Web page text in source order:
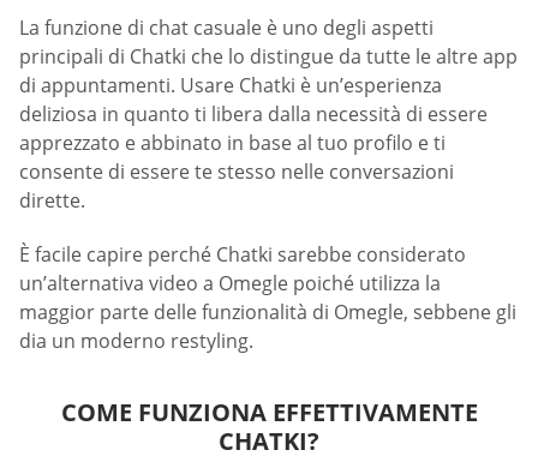
La funzione di chat casuale è uno degli aspetti
principali di Chatki che lo distingue da tutte le altre app
di appuntamenti. Usare Chatki è un’esperienza
deliziosa in quanto ti libera dalla necessità di essere
apprezzato e abbinato in base al tuo profilo e ti
consente di essere te stesso nelle conversazioni
dirette.
È facile capire perché Chatki sarebbe considerato
un’alternativa video a Omegle poiché utilizza la
maggior parte delle funzionalità di Omegle, sebbene gli
dia un moderno restyling.
COME FUNZIONA EFFETTIVAMENTE
CHATKI?